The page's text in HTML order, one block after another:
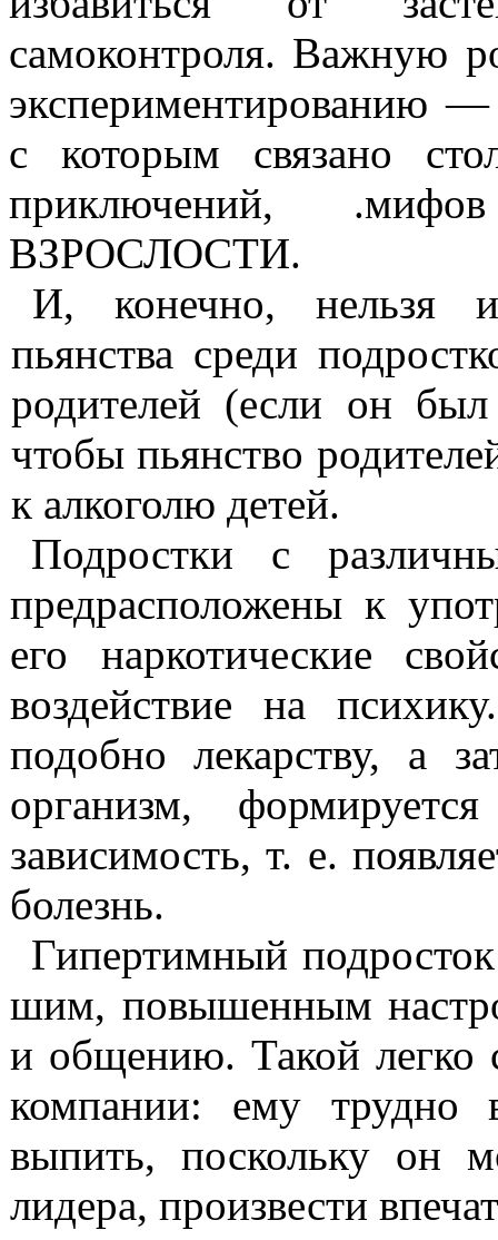
самоконтроля. Важную
экспериментированию —
с которым связано
приключений, .
ВЗРОСЛОСТИ.
И, конечно, нельзя
пьянства среди
родителей (если он
чтобы пьянство
к алкоголю детей.
Подростки с
пред­расположены к
его нарко­тические
воздействие на
подобно лекарству, а
организм,
зависимость, т. е.
болезнь.
Гипертимный
шим, повышенным
и общению. Такой легко
ком­пании: ему трудно
выпить, поскольку он
лидера, произ­вести